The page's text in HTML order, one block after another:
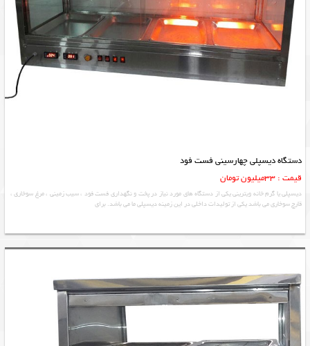
دستگاه دیسپلی چهارسینی فست فود
قیمت : 33میلیون تومان
دیسپلی یا گرم خانه ویترینی یکی از دستگاه های مورد نیاز در پخت و نگهداری فست فود ، سیب زمینی ، مرغ سوخاری ،
قارچ سوخاری می باشد یکی از تولیدات داخلی در این زمینه دیسپلی ما می باشد. برای